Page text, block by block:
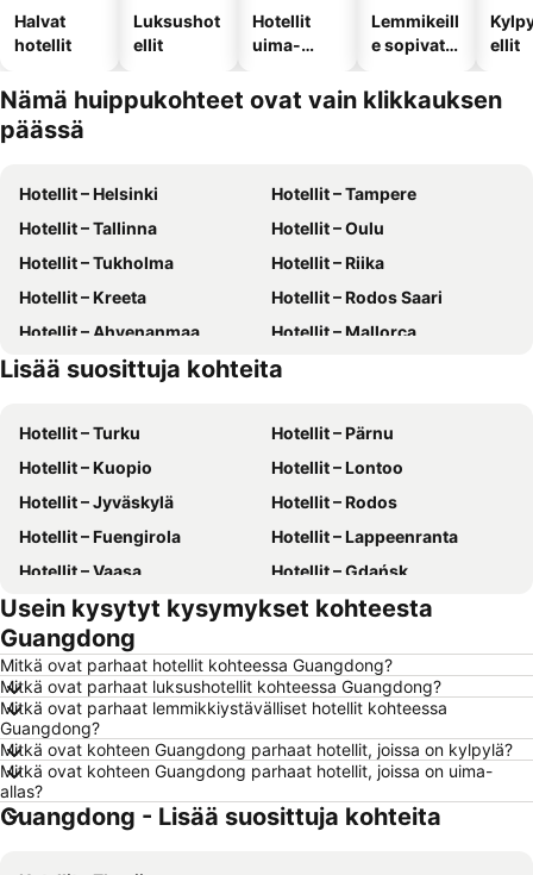
Halvat
hotellit
Luksushot
ellit
Hotellit
uima-
Lemmikeill
e sopivat
ellit
Nämä huippukohteet ovat vain klikkauksen
päässä
Hotellit – Helsinki
Hotellit – Tampere
Hotellit – Tallinna
Hotellit – Oulu
Hotellit – Tukholma
Hotellit – Riika
Hotellit – Kreeta
Hotellit – Rodos Saari
Hotellit – Ahvenanmaa
Hotellit – Mallorca
Hotellit – Gran Canaria
Hotellit – Phuket
Lisää suosittuja kohteita
Hotellit – Turku
Hotellit – Pärnu
Hotellit – Kuopio
Hotellit – Lontoo
Hotellit – Jyväskylä
Hotellit – Rodos
Hotellit – Fuengirola
Hotellit – Lappeenranta
Hotellit – Vaasa
Hotellit – Gdańsk
Hotellit – Rovaniemi
Hotellit – Alanya
Hotellit – Savonlinna
Hotellit – Vantaa
Hotellit – Pariisi
Hotellit – Rooma
Hotellit – Berliini
Hotellit – Kalajoki
Hotellit – Suomi
Hotellit – Malta
Hotellit – Teneriffa
Hotellit – Aurinkorannikko
Hotellit – Kreikka
Usein kysytyt kysymykset kohteesta
Guangdong
Mitkä ovat parhaat hotellit kohteessa Guangdong?
Mitkä ovat parhaat luksushotellit kohteessa Guangdong?
Mitkä ovat parhaat lemmikkiystävälliset hotellit kohteessa
Guangdong?
Mitkä ovat kohteen Guangdong parhaat hotellit, joissa on kylpylä?
Mitkä ovat kohteen Guangdong parhaat hotellit, joissa on uima-
allas?
Guangdong - Lisää suosittuja kohteita